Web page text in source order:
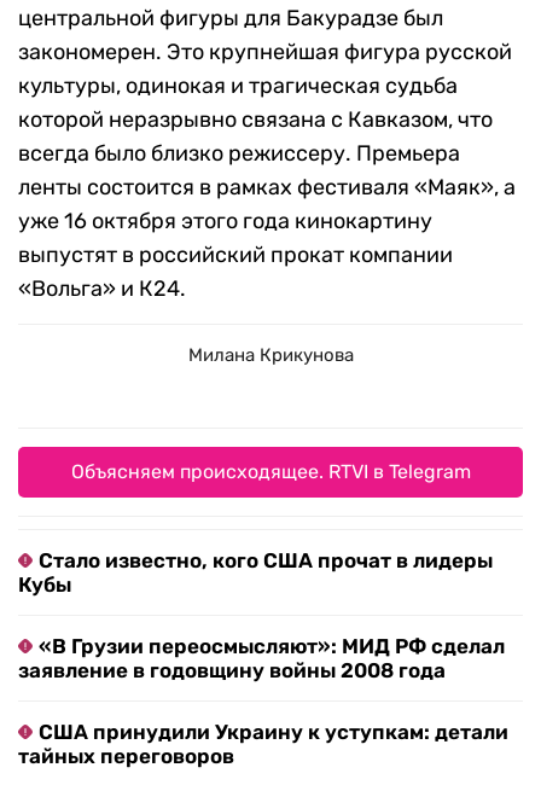
центральной фигуры для Бакурадзе был
закономерен. Это крупнейшая фигура русской
культуры, одинокая и трагическая судьба
которой неразрывно связана с Кавказом, что
всегда было близко режиссеру. Премьера
ленты состоится в рамках фестиваля «Маяк», а
уже 16 октября этого года кинокартину
выпустят в российский прокат компании
«Вольга» и К24.
Милана Крикунова
Объясняем происходящее. RTVI в Telegram
Стало известно, кого США прочат в лидеры
Кубы
«В Грузии переосмысляют»: МИД РФ сделал
заявление в годовщину войны 2008 года
США принудили Украину к уступкам: детали
тайных переговоров